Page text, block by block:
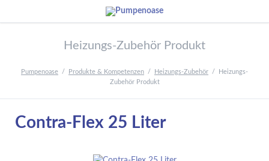
Heizungs-Zubehör Produkt
Pumpenoase Produkte & Kompetenzen Heizungs-Zubehör
Heizungs-
Zubehör Produkt
Contra-Flex 25 Liter